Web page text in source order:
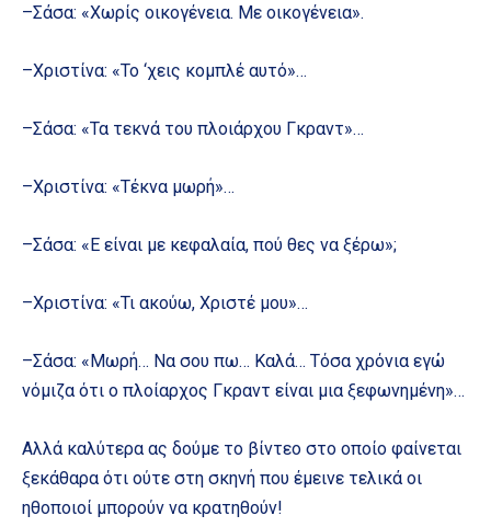
–Σάσα: «Χωρίς οικογένεια. Με οικογένεια».
–Χριστίνα: «Το ‘χεις κομπλέ αυτό»…
–Σάσα: «Τα τεκνά του πλοιάρχου Γκραντ»…
–Χριστίνα: «Τέκνα μωρή»…
–Σάσα: «Ε είναι με κεφαλαία, πού θες να ξέρω»;
–Χριστίνα: «Τι ακούω, Χριστέ μου»…
–Σάσα: «Μωρή… Να σου πω… Καλά… Τόσα χρόνια εγώ
νόμιζα ότι ο πλοίαρχος Γκραντ είναι μια ξεφωνημένη»…
Αλλά καλύτερα ας δούμε το βίντεο στο οποίο φαίνεται
ξεκάθαρα ότι ούτε στη σκηνή που έμεινε τελικά οι
ηθοποιοί μπορούν να κρατηθούν!